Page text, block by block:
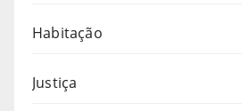
Habitação
Justiça